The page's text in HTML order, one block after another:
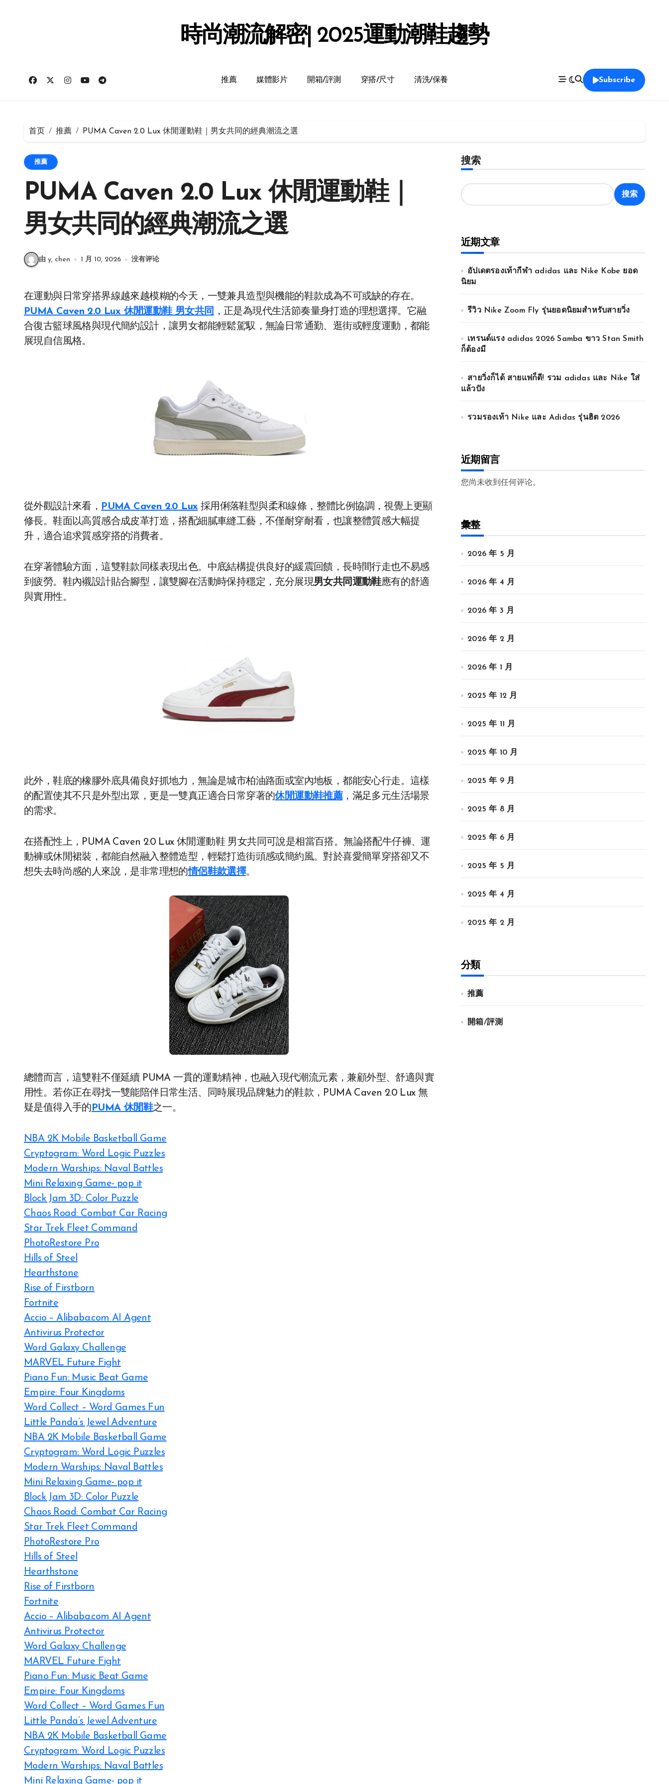
時尚潮流解密| 2025運動潮鞋趨勢
推薦 媒體影片 開箱/評測 穿搭/尺寸 清洗/保養 Subscribe
首页 推薦 PUMA Caven 2.0 Lux 休閒運動鞋｜男女共同的經典潮流之選
推薦
PUMA Caven 2.0 Lux 休閒運動鞋｜
男女共同的經典潮流之選
由 y, chen 1 月 10, 2026 没有评论
在運動與日常穿搭界線越來越模糊的今天，一雙兼具造型與機能的鞋款成為不可或缺的存在。
PUMA Caven 2.0 Lux 休閒運動鞋 男女共同 ，正是為現代生活節奏量身打造的理想選擇。它融
合復古籃球風格與現代簡約設計，讓男女都能輕鬆駕馭，無論日常通勤、逛街或輕度運動，都能
展現自信風格。
從外觀設計來看， PUMA Caven 2.0 Lux 採用俐落鞋型與柔和線條，整體比例協調，視覺上更顯
修長。鞋面以高質感合成皮革打造，搭配細膩車縫工藝，不僅耐穿耐看，也讓整體質感大幅提
升，適合追求質感穿搭的消費者。
在穿著體驗方面，這雙鞋款同樣表現出色。中底結構提供良好的緩震回饋，長時間行走也不易感
到疲勞。鞋內襯設計貼合腳型，讓雙腳在活動時保持穩定，充分展現男女共同運動鞋應有的舒適
與實用性。
此外，鞋底的橡膠外底具備良好抓地力，無論是城市柏油路面或室內地板，都能安心行走。這樣
的配置使其不只是外型出眾，更是一雙真正適合日常穿著的休閒運動鞋推薦，滿足多元生活場景
的需求。
在搭配性上，PUMA Caven 2.0 Lux 休閒運動鞋 男女共同可說是相當百搭。無論搭配牛仔褲、運
動褲或休閒裙裝，都能自然融入整體造型，輕鬆打造街頭感或簡約風。對於喜愛簡單穿搭卻又不
想失去時尚感的人來說，是非常理想的情侶鞋款選擇。
總體而言，這雙鞋不僅延續 PUMA 一貫的運動精神，也融入現代潮流元素，兼顧外型、舒適與實
用性。若你正在尋找一雙能陪伴日常生活、同時展現品牌魅力的鞋款，PUMA Caven 2.0 Lux 無
疑是值得入手的 PUMA 休閒鞋之一。
NBA 2K Mobile Basketball Game
Cryptogram: Word Logic Puzzles
Modern Warships: Naval Battles
Mini Relaxing Game- pop it
Block Jam 3D: Color Puzzle
Chaos Road: Combat Car Racing
Star Trek Fleet Command
PhotoRestore Pro
Hills of Steel
Hearthstone
Rise of Firstborn
Fortnite
Accio – Alibaba.com AI Agent
Antivirus Protector
Word Galaxy Challenge
MARVEL Future Fight
Piano Fun: Music Beat Game
Empire: Four Kingdoms
Word Collect – Word Games Fun
Little Panda’s Jewel Adventure
NBA 2K Mobile Basketball Game
Cryptogram: Word Logic Puzzles
Modern Warships: Naval Battles
Mini Relaxing Game- pop it
Block Jam 3D: Color Puzzle
Chaos Road: Combat Car Racing
Star Trek Fleet Command
PhotoRestore Pro
Hills of Steel
Hearthstone
Rise of Firstborn
Fortnite
Accio – Alibaba.com AI Agent
Antivirus Protector
Word Galaxy Challenge
MARVEL Future Fight
Piano Fun: Music Beat Game
Empire: Four Kingdoms
Word Collect – Word Games Fun
Little Panda’s Jewel Adventure
NBA 2K Mobile Basketball Game
Cryptogram: Word Logic Puzzles
Modern Warships: Naval Battles
Mini Relaxing Game- pop it
搜索
搜索
近期文章
อัปเดตรองเท้ากีฬา adidas และ Nike Kobe ยอด
นิยม
รีวิว Nike Zoom Fly รุ่นยอดนิยมสำหรับสายวิ่ง
เทรนด์แรง adidas 2026 Samba ขาว Stan Smith
ก็ต้องมี
สายวิ่งก็ได้ สายแฟก็ดี! รวม adidas และ Nike ใส่
แล้วปัง
รวมรองเท้า Nike และ Adidas รุ่นฮิต 2026
近期留言
您尚未收到任何评论。
彙整
2026 年 5 月
2026 年 4 月
2026 年 3 月
2026 年 2 月
2026 年 1 月
2025 年 12 月
2025 年 11 月
2025 年 10 月
2025 年 9 月
2025 年 8 月
2025 年 6 月
2025 年 5 月
2025 年 4 月
2025 年 2 月
分類
推薦
開箱/評測